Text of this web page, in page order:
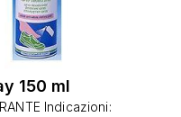
150 ml
Indicazioni: